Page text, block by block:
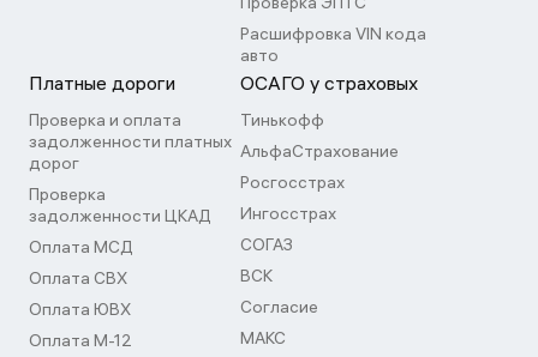
Расшифровка VIN кода
авто
Платные дороги
Проверка и оплата
задолженности платных
дорог
Проверка
задолженности ЦКАД
Оплата МСД
Оплата СВХ
Оплата ЮВХ
Оплата М-12
ОСАГО у страховых
Тинькофф
АльфаСтрахование
Росгосстрах
Ингосстрах
СОГАЗ
ВСК
Согласие
МАКС